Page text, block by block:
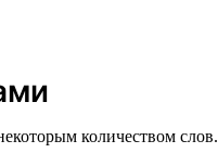
количеством слов.